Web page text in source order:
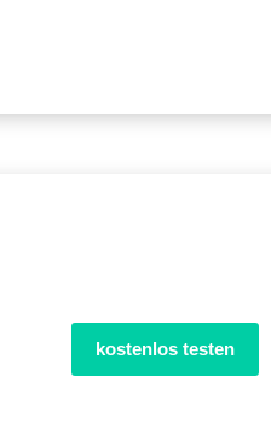
kostenlos testen